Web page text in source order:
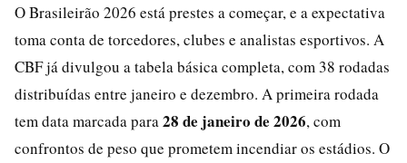
O Brasileirão 2026 está prestes a começar, e a expectativa
toma conta de torcedores, clubes e analistas esportivos. A
CBF já divulgou a tabela básica completa, com 38 rodadas
distribuídas entre janeiro e dezembro. A primeira rodada
tem data marcada para 28 de janeiro de 2026, com
confrontos de peso que prometem incendiar os estádios. O